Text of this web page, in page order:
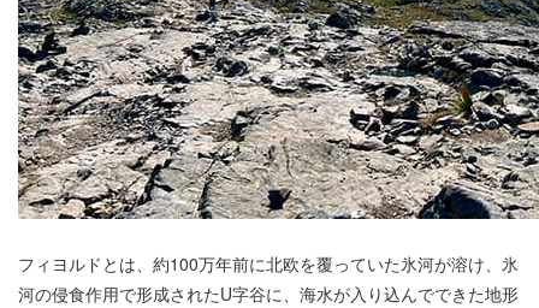
フィヨルドとは、約100万年前に北欧を覆っていた氷河が溶け、氷
河の侵食作用で形成されたU字谷に、海水が入り込んでできた地形